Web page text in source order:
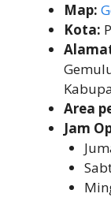
Map:
Kota:
Area
Jam